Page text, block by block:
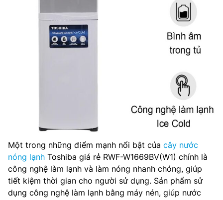
Một trong những điểm mạnh nổi bật của cây nước
nóng lạnh Toshiba giá rẻ RWF-W1669BV(W1) chính là
công nghệ làm lạnh và làm nóng nhanh chóng, giúp
tiết kiệm thời gian cho người sử dụng. Sản phẩm sử
dụng công nghệ làm lạnh bằng máy nén, giúp nước